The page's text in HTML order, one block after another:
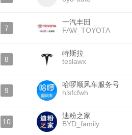
7
一汽丰田
FAW_TOYOTA
8
特斯拉
teslawx
9
哈啰顺风车服务号
hlsfcfwh
10
迪粉之家
BYD_family